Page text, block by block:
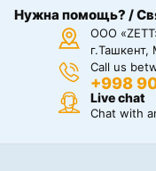
Нужна помощь? /
ООО
Call us
+998
Live chat
Chat with